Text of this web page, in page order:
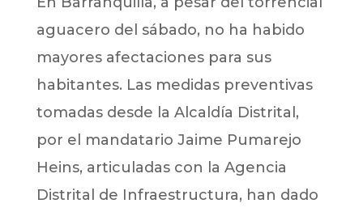
aguacero del sábado, no ha habido
mayores afectaciones para sus
habitantes. Las medidas preventivas
tomadas desde la Alcaldía Distrital,
por el mandatario Jaime Pumarejo
Heins, articuladas con la Agencia
Distrital de Infraestructura, han dado